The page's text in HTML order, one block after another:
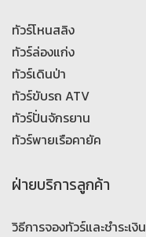
ทัวร์โหนสลิง
ทัวร์ล่องแก่ง
ทัวร์เดินป่า
ทัวร์ขับรถ ATV
ทัวร์ปั่นจักรยาน
ทัวร์พายเรือคายัค
ฝ่ายบริการลูกค้า
วิธีการจองทัวร์และชำระเงิน